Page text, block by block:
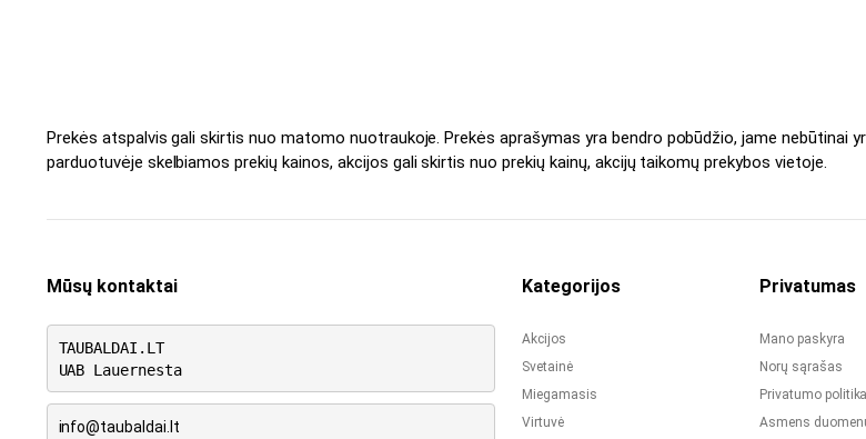
Prekės atspalvis gali skirtis nuo matomo nuotraukoje. Prekės aprašymas yra bendro pobūdžio, jame nebūtinai
parduotuvėje skelbiamos prekių kainos, akcijos gali skirtis nuo prekių kainų, akcijų taikomų prekybos vietoje.
Mūsų kontaktai
TAUBALDAI.LT
UAB Lauernesta
info@taubaldai.lt
Kategorijos
Akcijos
Svetainė
Miegamasis
Virtuvė
Privatumas
Mano paskyra
Norų sąrašas
Privatumo politika
Asmens